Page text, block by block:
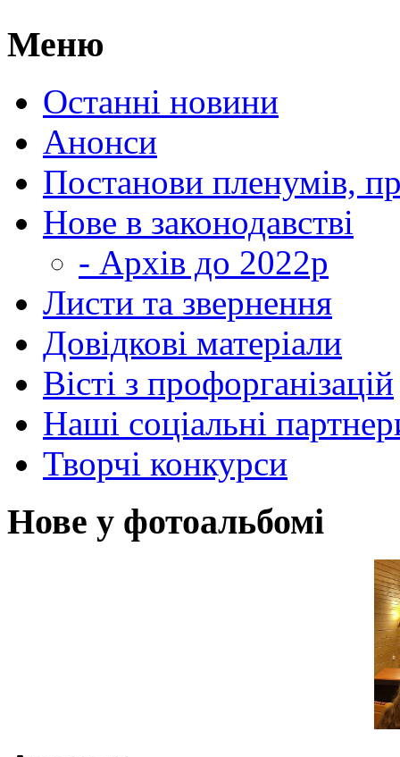
Меню
Останні новини
Анонси
Постанови пленумів,
Нове в законодавстві
- Архів до 2022р
Листи та звернення
Довідкові матеріали
Вісті з профорганізацій
Наші соціальні
Творчі конкурси
Нове у фотоальбомі